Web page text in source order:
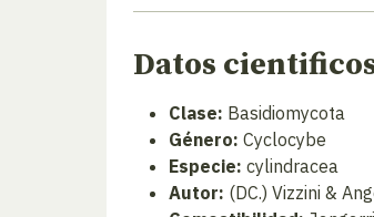
Datos
Clase: Basidiomycota
Género: Cyclocybe
Especie: cylindracea
Autor: (DC.) Vizzini &